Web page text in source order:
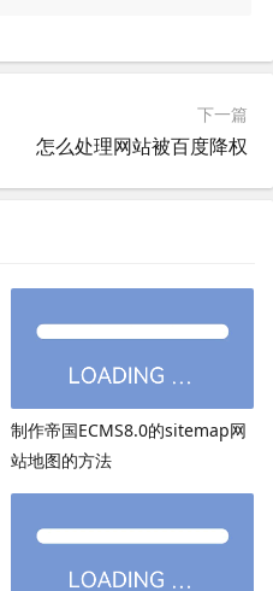
下一篇
怎么处理网站被百度降权
制作帝国ECMS8.0的sitemap网
站地图的方法